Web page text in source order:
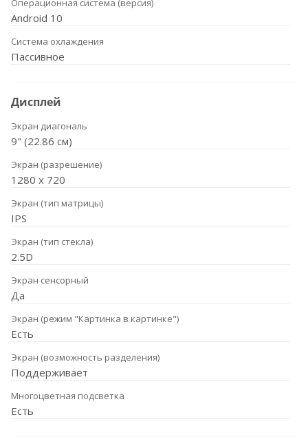
Операционная система (версия)
Android 10
Система охлаждения
Пассивное
Дисплей
Экран диагональ
9" (22.86 см)
Экран (разрешение)
1280 х 720
Экран (тип матрицы)
IPS
Экран (тип стекла)
2.5D
Экран сенсорный
Да
Экран (режим "Картинка в картинке")
Есть
Экран (возможность разделения)
Поддерживает
Многоцветная подсветка
Есть